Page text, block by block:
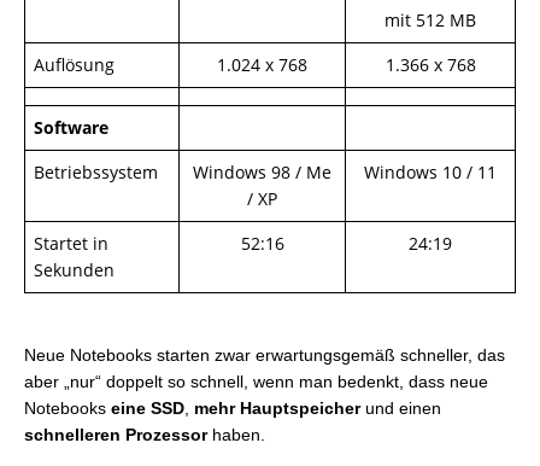
mit 512 MB
Auflösung
1.024 x 768 1.366 x 768
Software
Betriebssystem
Windows 98 / Me
/ XP
Windows 10 / 11
Startet in
Sekunden
52:16 24:19
Neue Notebooks starten zwar erwartungsgemäß schneller, das
aber „nur“ doppelt so schnell, wenn man bedenkt, dass neue
Notebooks eine SSD mehr Hauptspeicherund einen
schnelleren Prozessorhaben.